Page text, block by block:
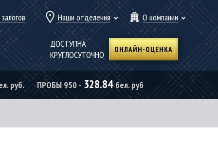
Наши отделения О компании
ДОСТУПНА
КРУГЛОСУТОЧНО
ОНЛАЙН-ОЦЕНКА
руб. ПРОБЫ 950 - 328.84бел. руб